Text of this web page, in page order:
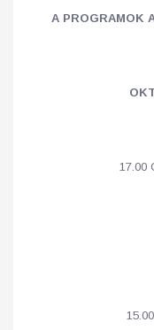
A PROGRAMOK
17.00